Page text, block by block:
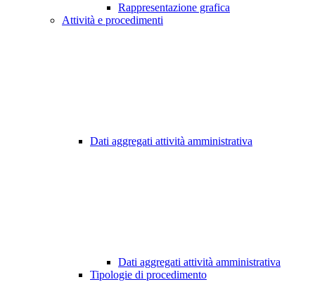
Rappresentazione grafica
Attività e procedimenti
Dati aggregati attività amministrativa
Dati aggregati attività amministrativa
Tipologie di procedimento